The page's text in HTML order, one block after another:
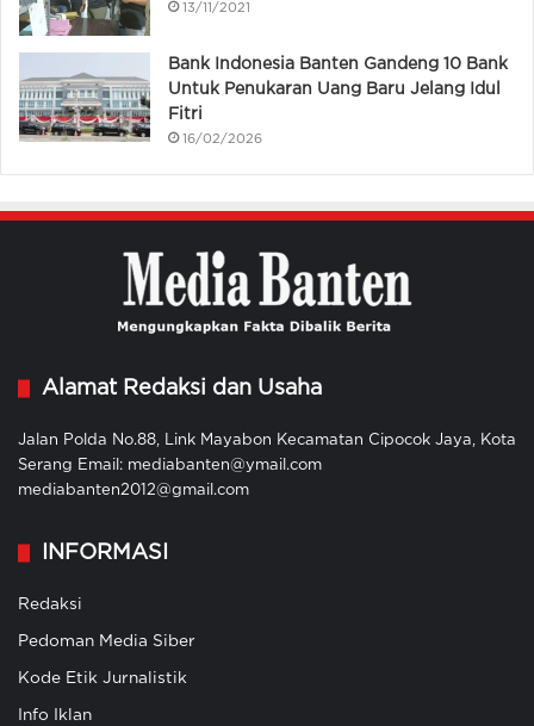
13/11/2021
Bank Indonesia Banten Gandeng 10 Bank
Untuk Penukaran Uang Baru Jelang Idul
Fitri
16/02/2026
Alamat Redaksi dan Usaha
Jalan Polda No.88, Link Mayabon Kecamatan Cipocok Jaya, Kota
Serang Email: mediabanten@ymail.com
mediabanten2012@gmail.com
INFORMASI
Redaksi
Pedoman Media Siber
Kode Etik Jurnalistik
Info Iklan